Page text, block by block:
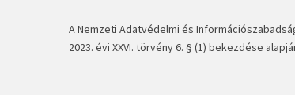
A Nemzeti Adatvédelmi és
2023. évi XXVI. törvény 6. § (1) bekezdése